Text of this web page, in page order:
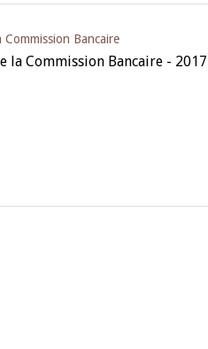
Bancaire
la Commission Bancaire - 2017